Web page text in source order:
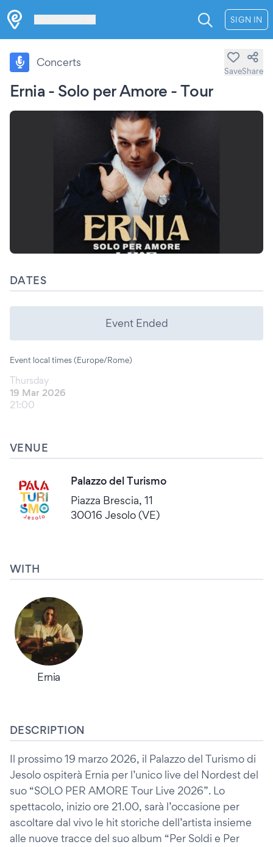
SIGN IN
Ernia - Solo per Amore - Tour
Concerts
SaveShare
DATES
Event Ended
Event local times (Europe/Rome)
Thursday
19 Mar 2026
21:00
VENUE
Palazzo del Turismo
Piazza Brescia, 11
30016 Jesolo (VE)
WITH
Ernia
DESCRIPTION
Il prossimo 19 marzo 2026, il Palazzo del Turismo di
Jesolo ospiterà Ernia per l’unico live del Nordest del
suo “SOLO PER AMORE Tour Live 2026”. Lo
spettacolo, inizio ore 21.00, sarà l’occasione per
ascoltare dal vivo le hit storiche dell’artista insieme
alle nuove tracce del suo album “Per Soldi e Per